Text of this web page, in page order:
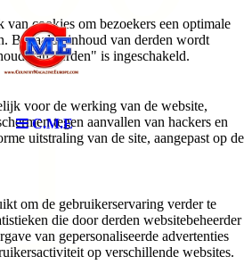
C.M.E
van cookies om bezoekers een optimale
Bepaalde inhoud van derden wordt
van derden" is ingeschakeld.
voor de werking van de website,
tegen aanvallen van hackers en
uitstraling van de site, aangepast op de
om de gebruikerservaring verder te
die door derden websitebeheerder
van gepersonaliseerde advertenties
op verschillende websites.